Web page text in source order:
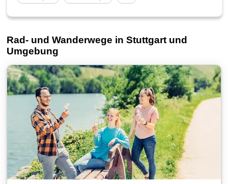
Rad- und Wanderwege in Stuttgart und
Umgebung